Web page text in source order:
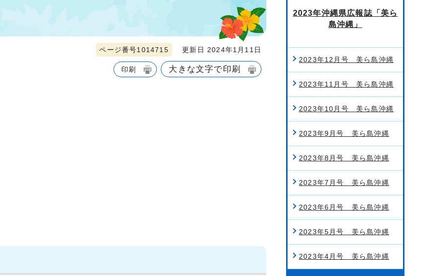
ページ番号1014715 更新日 2024年1月11日
印刷 大きな文字で印刷
2023年沖縄県広報誌「美ら
島沖縄」
2023年12月号 美ら島沖縄
2023年11月号 美ら島沖縄
2023年10月号 美ら島沖縄
2023年9月号 美ら島沖縄
2023年8月号 美ら島沖縄
2023年7月号 美ら島沖縄
2023年6月号 美ら島沖縄
2023年5月号 美ら島沖縄
2023年4月号 美ら島沖縄